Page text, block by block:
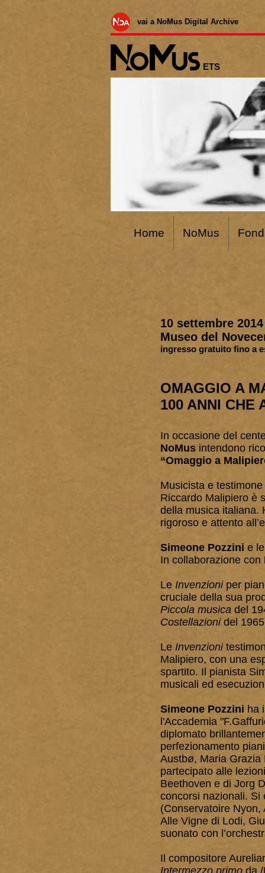
Home NoMus
vai a NoMus Digital Archive
ETS
10 settembre
Museo del
ingresso gratuito fino a
OMAGGIO A
100 ANNI CHE
In occasione del
NoMus intendono
“Omaggio a
Musicista e
Riccardo Malipiero è
della musica italiana.
rigoroso e attento
Simeone Pozzini e le
In collaborazione con
Le Invenzioniper
cruciale della sua
Piccola musica del
Costellazionidel
Le Invenzioni
Malipiero, con una
spartito. Il pianista
musicali ed
Simeone Pozzini ha
l'Accademia
diplomato
perfezionamento
Austbø, Maria Grazia
partecipato alle
Beethoven e di Jorg
concorsi nazionali. Si
(Conservatoire Nyon,
Alle Vigne di Lodi,
suonato con
Il compositore
Intermezzo primo da